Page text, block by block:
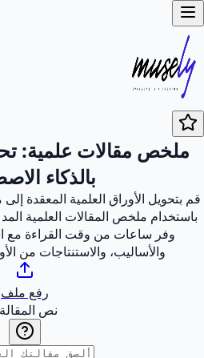
ملخص مقالات علمية:
بالذكاء
قم بتحويل الأوراق العلمية المعقدة
باستخدام ملخص المقالات العلمية
وفر ساعات من وقت القراءة مع
والأساليب، والاستنتاجات من
رفع ملف
نص المقالة